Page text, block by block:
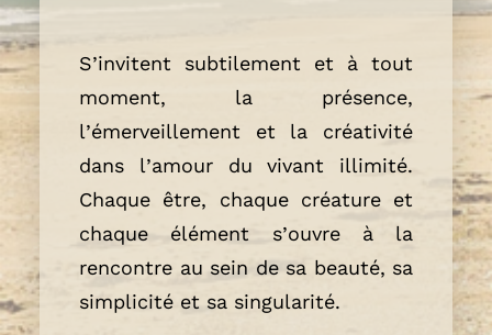
S’invitent subtilement et à tout
moment, la présence,
l’émerveillement et la créativité
dans l’amour du vivant illimité.
Chaque être, chaque créature et
chaque élément s’ouvre à la
rencontre au sein de sa beauté, sa
simplicité et sa singularité.